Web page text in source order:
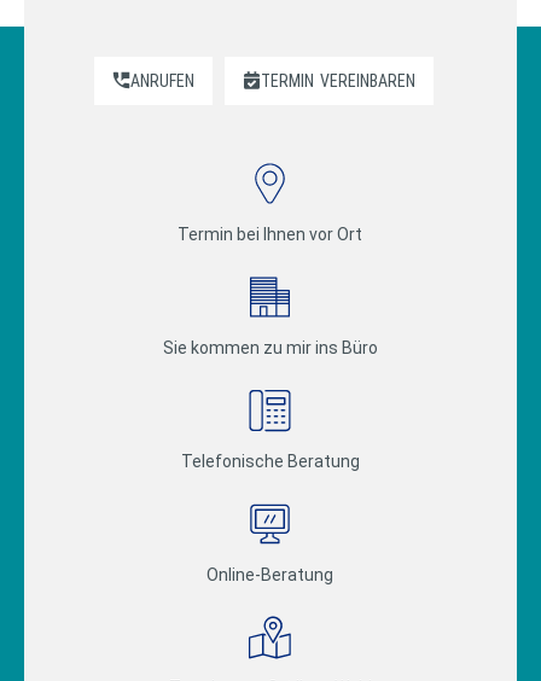
ANRUFEN TERMIN VEREINBAREN
Termin bei Ihnen vor Ort
Sie kommen zu mir ins Büro
Telefonische Beratung
Online-Beratung